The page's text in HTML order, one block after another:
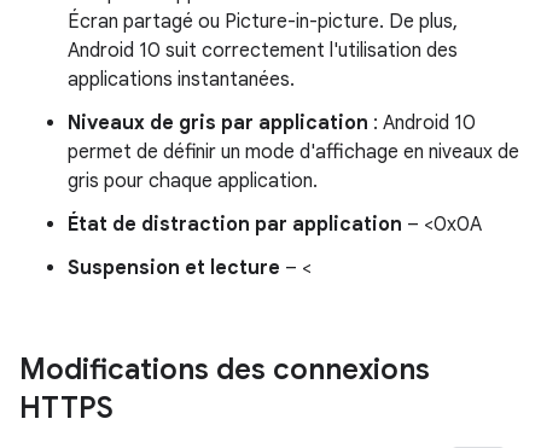
Écran partagé ou Picture-in-picture. De plus,
Android 10 suit correctement l'utilisation des
applications instantanées.
Niveaux de gris par application : Android 10
permet de définir un mode d'affichage en niveaux de
gris pour chaque application.
État de distraction par application – <0x0A
Suspension et lecture – <
Modifications des connexions
HTTPS